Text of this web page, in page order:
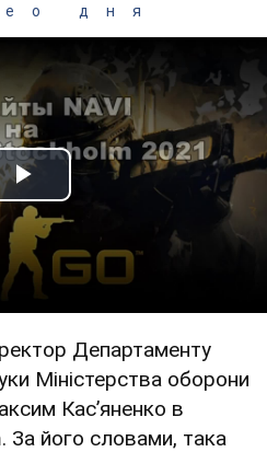
дня
Play Video
Департаменту
Міністерства оборони
Кас’яненко в
За його словами, така